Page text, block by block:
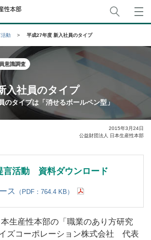
公益財団法人日本生産性本部
活動 平成27年度 新入社員のタイプ
意識調査
入社員のタイプ
のタイプは「消せるボールペン型」
2015年3月24日
公益財団法人 日本生産性本部
言活動 資料ダウンロード
ス （PDF：764.4 KB）
生産性本部の「職業のあり方研究
ズコーポレーション株式会社 代表